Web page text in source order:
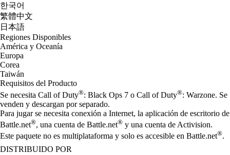
한국어
繁體中文
日本語
Regiones Disponibles
América y Oceanía
Europa
Corea
Taiwán
Requisitos del Producto
Se necesita Call of Duty®: Black Ops 7 o Call of Duty®: Warzone. Se
venden y descargan por separado.
Para jugar se necesita conexión a Internet, la aplicación de escritorio de
Battle.net®, una cuenta de Battle.net® y una cuenta de Activision.
Este paquete no es multiplataforma y solo es accesible en Battle.net®.
DISTRIBUIDO POR